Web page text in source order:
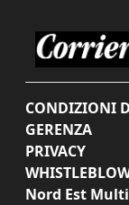
CONDIZIONI
GERENZA
PRIVACY
Nord Est